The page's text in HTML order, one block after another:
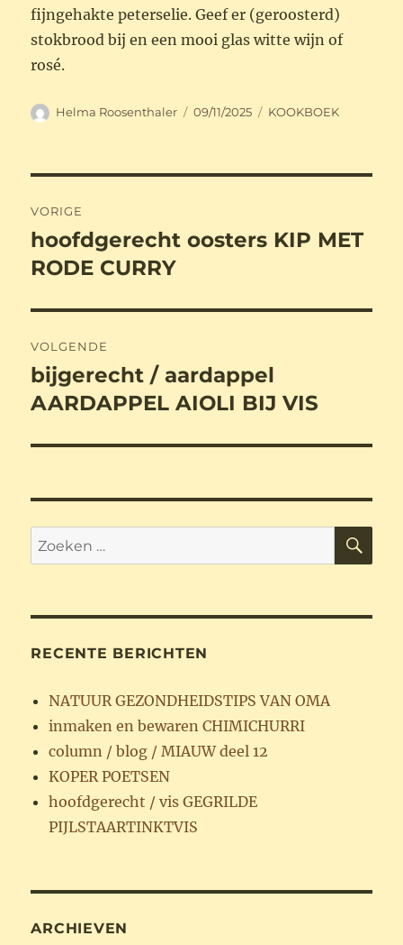
fijngehakte peterselie. Geef er (geroosterd)
stokbrood bij en een mooi glas witte wijn of
rosé.
Auteur
Helma Roosenthaler
Geplaatst
09/11/2025 Categorieën
KOOKBOEK
navigatie
VORIGE
Vorig
bericht:
hoofdgerecht oosters KIP MET
RODE CURRY
VOLGENDE
Volgend
bericht:
bijgerecht / aardappel
AARDAPPEL AIOLI BIJ VIS
Zoeken
naar:
RECENTE BERICHTEN
NATUUR GEZONDHEIDSTIPS VAN OMA
inmaken en bewaren CHIMICHURRI
column / blog / MIAUW deel 12
KOPER POETSEN
hoofdgerecht / vis GEGRILDE
PIJLSTAARTINKTVIS
ARCHIEVEN